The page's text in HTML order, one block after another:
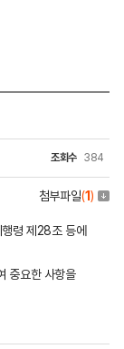
조회수 384
첨부파일(1)
령 제28조 등에
중요한 사항을